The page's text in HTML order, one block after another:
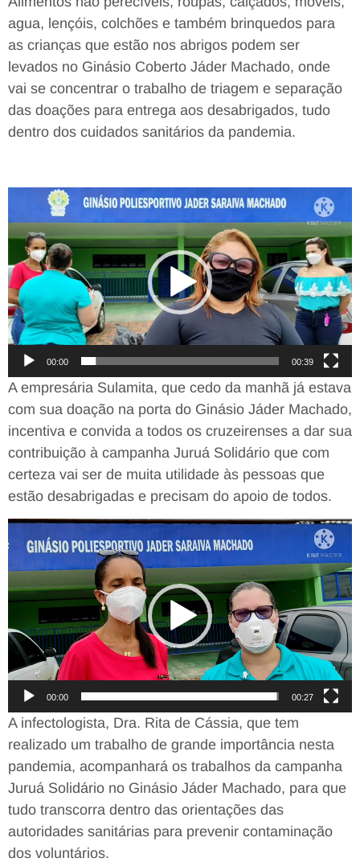
agua, lençóis, colchões e também brinquedos para
as crianças que estão nos abrigos podem ser
levados no Ginásio Coberto Jáder Machado, onde
vai se concentrar o trabalho de triagem e separação
das doações para entrega aos desabrigados, tudo
dentro dos cuidados sanitários da pandemia.
Tocador
de
vídeo
00:00 00:39
A empresária Sulamita, que cedo da manhã já estava
com sua doação na porta do Ginásio Jáder Machado,
incentiva e convida a todos os cruzeirenses a dar sua
contribuição à campanha Juruá Solidário que com
certeza vai ser de muita utilidade às pessoas que
estão desabrigadas e precisam do apoio de todos.
Tocador
de
vídeo
00:00 00:27
A infectologista, Dra. Rita de Cássia, que tem
realizado um trabalho de grande importância nesta
pandemia, acompanhará os trabalhos da campanha
Juruá Solidário no Ginásio Jáder Machado, para que
tudo transcorra dentro das orientações das
autoridades sanitárias para prevenir contaminação
dos voluntários.